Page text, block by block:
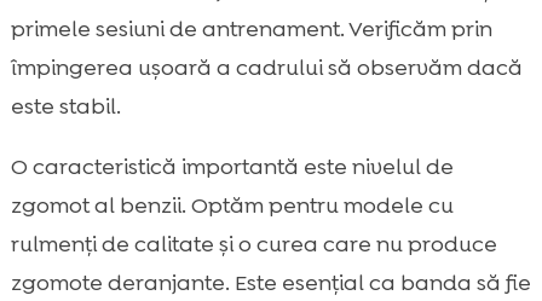
primele sesiuni de antrenament. Verificăm prin
împingerea ușoară a cadrului să observăm dacă
este stabil.
O caracteristică importantă este nivelul de
zgomot al benzii. Optăm pentru modele cu
rulmenți de calitate și o curea care nu produce
zgomote deranjante. Este esențial ca banda să fie